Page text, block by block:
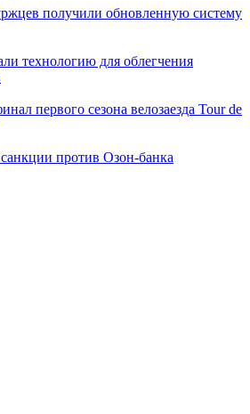
получили обновленную систему
технологию для облегчения
первого сезона велозаезда Tour de
против Озон-банка